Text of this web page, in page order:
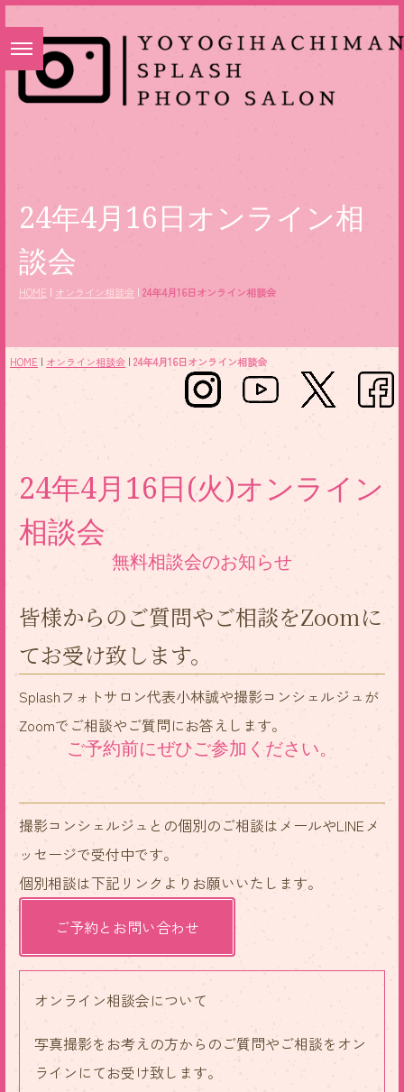
24年4月16日オンライン相
談会
HOME | オンライン相談会 |24年4月16日オンライン相談会
HOME | オンライン相談会 |24年4月16日オンライン相談会
24年4月16日(火)オンライン
相談会
無料相談会のお知らせ
皆様からのご質問やご相談をZoomに
てお受け致します。
Splashフォトサロン代表小林誠や撮影コンシェルジュが
Zoomでご相談やご質問にお答えします。
ご予約前にぜひご参加ください。
撮影コンシェルジュとの個別のご相談はメールやLINEメ
ッセージで受付中です。
個別相談は下記リンクよりお願いいたします。
ご予約とお問い合わせ
オンライン相談会について
写真撮影をお考えの方からのご質問やご相談をオン
ラインにてお受け致します。